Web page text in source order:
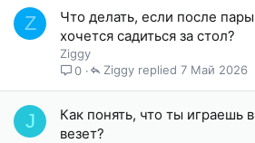
Z
Что делать, если после
хочется садиться за стол?
Ziggy
0
7 Май 2026
Ziggy
J
Как понять, что ты играешь
везет?